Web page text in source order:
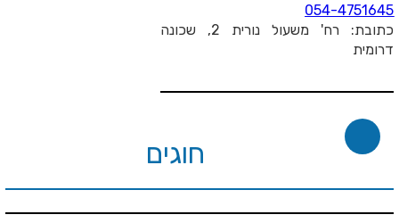
כתובת: רח' משעול נורית 2, שכונה